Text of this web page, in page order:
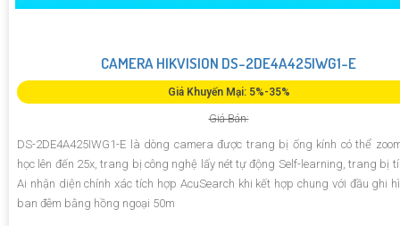
CAMERA HIKVISION DS-2DE4A425IWG1-E
Giá Khuyến Mại: 5%-35%
Giá Bán:
DS-2DE4A425IWG1-E là dòng camera được trang bị ống kính có thể
học lên đến 25x, trang bị công nghệ lấy nét tự động Self-learning, trang bị
Ai nhận diện chính xác tích hợp AcuSearch khi kết hợp chung với đầu ghi
ban đêm bằng hồng ngoại 50m